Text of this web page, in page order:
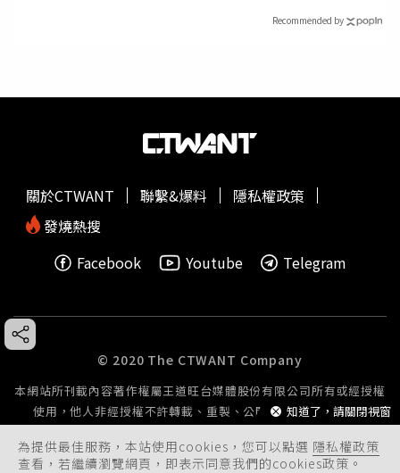
Recommended by
為提供最佳服務，本站使用cookies，您可以點選 隱私權政策
查看，若繼續瀏覽網頁，即表示同意我們的cookies政策。
知道了，請關閉視窗
關於CTWANT 聯繫&爆料
隱私權政策
發燒熱搜
Facebook
Youtube Telegram
© 2020 The CTWANT Company
本網站所刊載內容著作權屬王道旺台媒體股份有限公司所有或經授權
使用，他人非經授權不許轉載、重製、公開播送或公開傳輸。